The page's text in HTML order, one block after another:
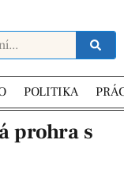
POLITIKA
prohra s